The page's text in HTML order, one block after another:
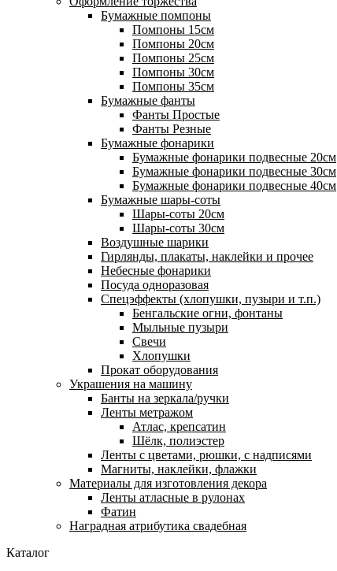
Бумажные помпоны
Помпоны 15см
Помпоны 20см
Помпоны 25см
Помпоны 30см
Помпоны 35см
Бумажные фанты
Фанты Простые
Фанты Резные
Бумажные фонарики
Бумажные фонарики подвесные 20см
Бумажные фонарики подвесные 30см
Бумажные фонарики подвесные 40см
Бумажные шары-соты
Шары-соты 20см
Шары-соты 30см
Воздушные шарики
Гирлянды, плакаты, наклейки и прочее
Небесные фонарики
Посуда одноразовая
Спецэффекты (хлопушки, пузыри и т.п.)
Бенгальские огни, фонтаны
Мыльные пузыри
Свечи
Хлопушки
Прокат оборудования
Украшения на машину
Банты на зеркала/ручки
Ленты метражом
Атлас, крепсатин
Шёлк, полиэстер
Ленты с цветами, рюшки, с надписями
Магниты, наклейки, флажки
Материалы для изготовления декора
Ленты атласные в рулонах
Фатин
Наградная атрибутика свадебная
Каталог